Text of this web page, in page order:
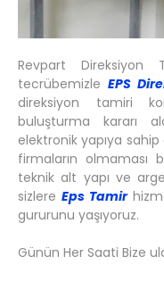
Revpart Direksiyon
tecrübemizleEPS
direksiyon tamiri
buluşturma kararı
elektronik yapıya
firmaların olmaması
teknik alt yapı ve
sizlereEps Tamir
gururunu yaşıyoruz.
Günün Her Saati Bize